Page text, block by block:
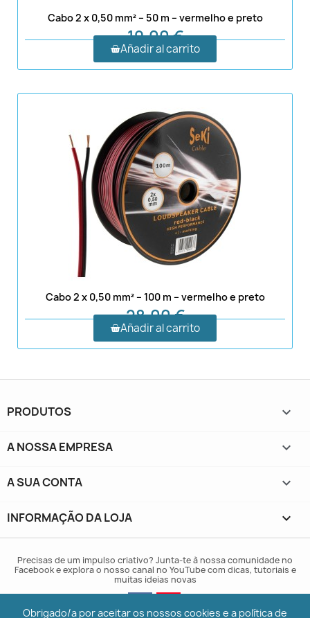
Cabo 2 x 0,50 mm² – 50 m – vermelho e preto
19,00 €
Añadir al carrito
Cabo 2 x 0,50 mm² – 100 m – vermelho e preto
28,00 €
Añadir al carrito
PRODUTOS 
A NOSSA EMPRESA 
A SUA CONTA 
INFORMAÇÃO DA LOJA keyboard_arrow_down
Obrigado/a por aceitar os nossos cookies e a política de
Precisas de um impulso criativo? Junta-te à nossa comunidade no
Facebook e explora o nosso canal no YouTube com dicas, tutoriais e
muitas ideias novas